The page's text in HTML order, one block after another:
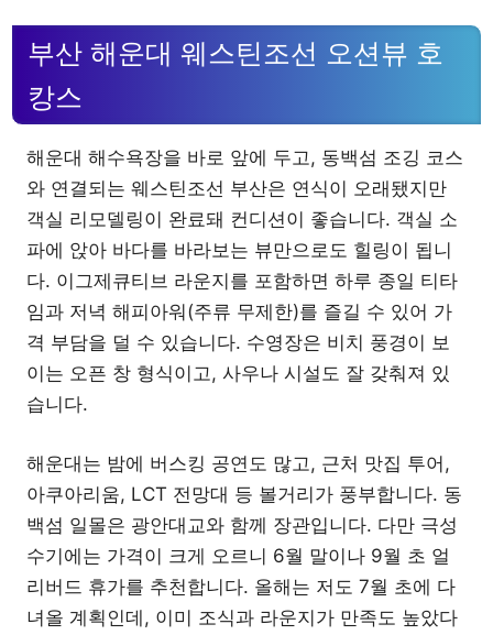
부산 해운대 웨스틴조선 오션뷰 호
캉스
해운대 해수욕장을 바로 앞에 두고, 동백섬 조깅 코스
와 연결되는 웨스틴조선 부산은 연식이 오래됐지만
객실 리모델링이 완료돼 컨디션이 좋습니다. 객실 소
파에 앉아 바다를 바라보는 뷰만으로도 힐링이 됩니
다. 이그제큐티브 라운지를 포함하면 하루 종일 티타
임과 저녁 해피아워(주류 무제한)를 즐길 수 있어 가
격 부담을 덜 수 있습니다. 수영장은 비치 풍경이 보
이는 오픈 창 형식이고, 사우나 시설도 잘 갖춰져 있
습니다.
해운대는 밤에 버스킹 공연도 많고, 근처 맛집 투어,
아쿠아리움, LCT 전망대 등 볼거리가 풍부합니다. 동
백섬 일몰은 광안대교와 함께 장관입니다. 다만 극성
수기에는 가격이 크게 오르니 6월 말이나 9월 초 얼
리버드 휴가를 추천합니다. 올해는 저도 7월 초에 다
녀올 계획인데, 이미 조식과 라운지가 만족도 높았다